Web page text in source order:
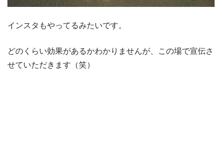
インスタもやってるみたいです。
どのくらい効果があるかわかりませんが、この場で宣伝さ
せていただきます（笑）